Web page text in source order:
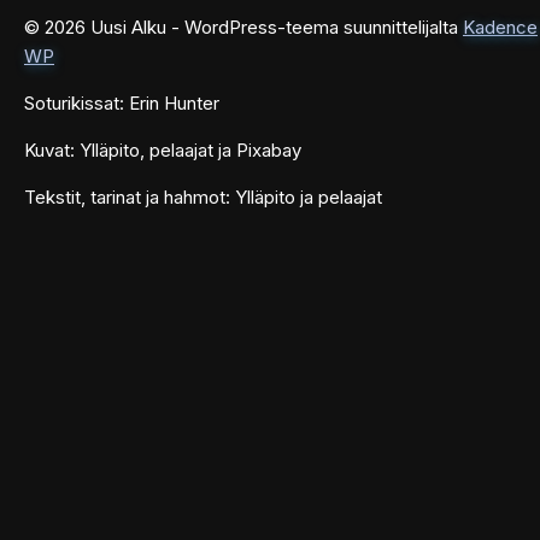
© 2026 Uusi Alku - WordPress-teema suunnittelijalta Kadence
WP
Soturikissat: Erin Hunter
Kuvat: Ylläpito, pelaajat ja Pixabay
Tekstit, tarinat ja hahmot: Ylläpito ja pelaajat